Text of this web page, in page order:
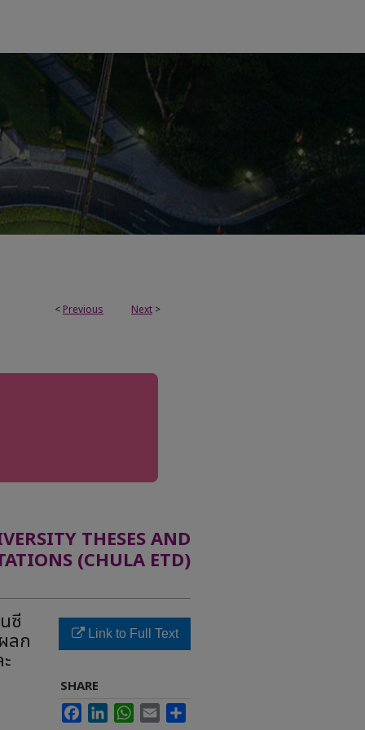
< Previous Next >
THESES AND
(CHULA ETD)
ซี
ลก Link to Full Text
SHARE
FacebookLinkedInWhatsApp
Email